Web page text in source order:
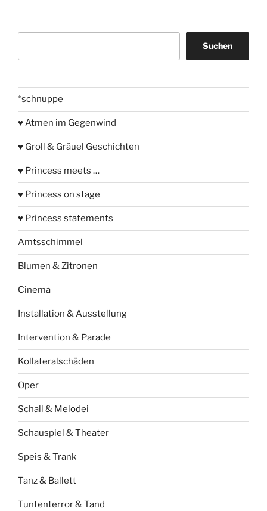
Suchen
*schnuppe
♥ Atmen im Gegenwind
♥ Groll & Gräuel Geschichten
♥ Princess meets …
♥ Princess on stage
♥ Princess statements
Amtsschimmel
Blumen & Zitronen
Cinema
Installation & Ausstellung
Intervention & Parade
Kollateralschäden
Oper
Schall & Melodei
Schauspiel & Theater
Speis & Trank
Tanz & Ballett
Tuntenterror & Tand